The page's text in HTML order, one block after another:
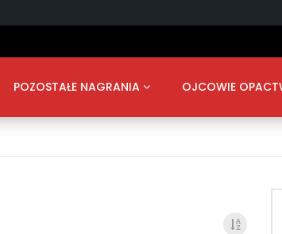
POZOSTAŁE NAGRANIA OJCOWIE